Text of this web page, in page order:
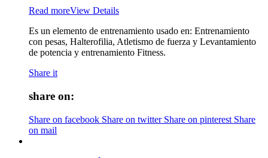
Read moreView Details
Es un elemento de entrenamiento usado en: Entrenamiento
con pesas, Halterofilia, Atletismo de fuerza y Levantamiento
de potencia y entrenamiento Fitness.
Share it
share on:
Share on facebook Share on twitter Share on pinterest Share
on mail